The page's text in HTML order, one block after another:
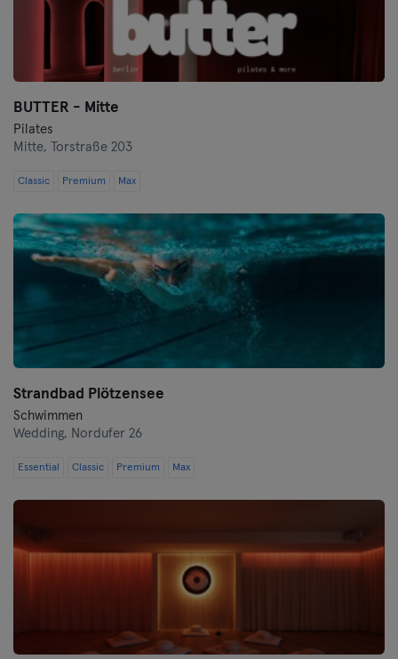
BUTTER - Mitte
Pilates
Mitte,
Torstraße 203
Classic Premium Max
Strandbad Plötzensee
Schwimmen
Wedding, Nordufer 26
Essential Classic Premium Max